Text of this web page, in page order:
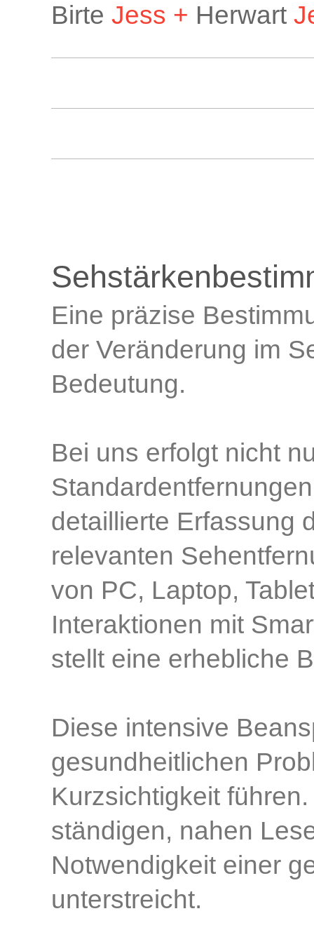
Birte Jess + Herwart
Eine präzise
der Veränderung im
Bedeutung.
Bei uns erfolgt nicht
detaillierte Erfassung
relevanten
von PC, Laptop,
Interaktionen mit
stellt eine erhebliche
Diese intensive
gesundheitlichen
Kurzsichtigkeit
ständigen, nahen
Notwendigkeit einer
unterstreicht.